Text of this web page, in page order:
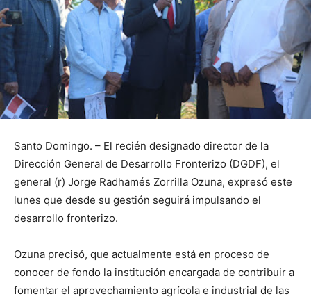
Santo Domingo. – El recién designado director de la
Dirección General de Desarrollo Fronterizo (DGDF), el
general (r) Jorge Radhamés Zorrilla Ozuna, expresó este
lunes que desde su gestión seguirá impulsando el
desarrollo fronterizo.
Ozuna precisó, que actualmente está en proceso de
conocer de fondo la institución encargada de contribuir a
fomentar el aprovechamiento agrícola e industrial de las